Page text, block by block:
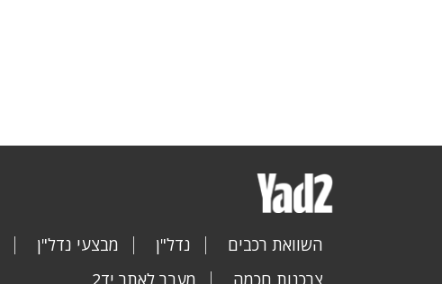
השוואת רכבים נדל"ן מבצעי נדל"ן
צרכנות חכמה
מעבר לאתר יד2